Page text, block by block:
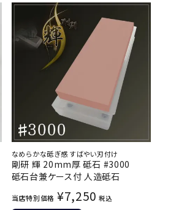
なめらかな砥ぎ感 すばやい刃付け
剛研 輝 20mm厚 砥石 #3000
砥石台兼ケース付 人造砥石
当店特別価格 ¥7,250 税込